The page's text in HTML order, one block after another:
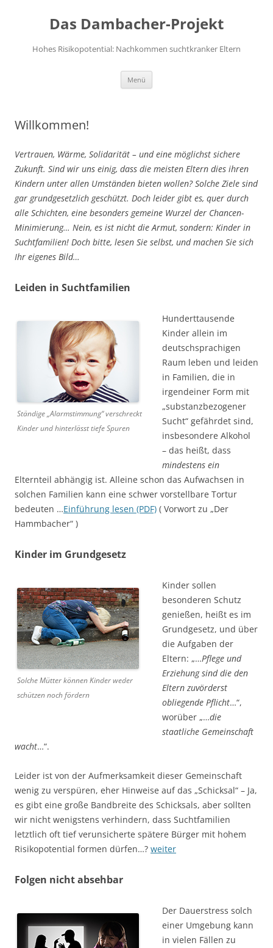
Das Dambacher-Projekt
Hohes Risikopotential: Nachkommen suchtkranker Eltern
Menü
Willkommen!
Vertrauen, Wärme, Solidarität – und eine möglichst sichere
Zukunft. Sind wir uns einig, dass die meisten Eltern dies ihren
Kindern unter allen Umständen bieten wollen? Solche Ziele sind
gar grundgesetzlich geschützt. Doch leider gibt es, quer durch
alle Schichten, eine besonders gemeine Wurzel der Chancen-
Minimierung… Nein, es ist nicht die Armut, sondern: Kinder in
Suchtfamilien! Doch bitte, lesen Sie selbst, und machen Sie sich
Ihr eigenes Bild…
Leiden in Suchtfamilien
Ständige „Alarmstimmung“ verschreckt
Kinder und hinterlässt tiefe Spuren
Hunderttausende
Kinder allein im
deutschsprachigen
Raum leben und leiden
in Familien, die in
irgendeiner Form mit
„substanzbezogener
Sucht“ gefährdet sind,
insbesondere Alkohol
– das heißt, dass
mindestens ein
Elternteil abhängig ist. Alleine schon das Aufwachsen in
solchen Familien kann eine schwer vorstellbare Tortur
bedeuten …Einführung lesen (PDF) ( Vorwort zu „Der
Hammbacher“ )
Kinder im Grundgesetz
Solche Mütter können Kinder weder
schützen noch fördern
Kinder sollen
besonderen Schutz
genießen, heißt es im
Grundgesetz, und über
die Aufgaben der
Eltern: „…Pflege und
Erziehung sind die den
Eltern zuvörderst
obliegende Pflicht…“,
worüber „…die
staatliche Gemeinschaft
wacht…“.
Leider ist von der Aufmerksamkeit dieser Gemeinschaft
wenig zu verspüren, eher Hinweise auf das „Schicksal“ – Ja,
es gibt eine große Bandbreite des Schicksals, aber sollten
wir nicht wenigstens verhindern, dass Suchtfamilien
letztlich oft tief verunsicherte spätere Bürger mit hohem
Risikopotential formen dürfen…? weiter
Folgen nicht absehbar
Der Dauerstress solch
einer Umgebung kann
in vielen Fällen zu